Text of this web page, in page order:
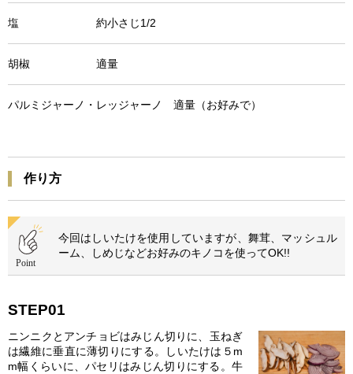
塩 約小さじ1/2
胡椒 適量
パルミジャーノ・レッジャーノ 適量（お好みで）
作り方
今回はしいたけを使用していますが、舞茸、マッシュル
ーム、しめじなどお好みのキノコを使ってOK!!
STEP01
ニンニクとアンチョビはみじん切りに、玉ねぎ
は繊維に垂直に薄切りにする。しいたけは５m
m幅くらいに、パセリはみじん切りにする。牛